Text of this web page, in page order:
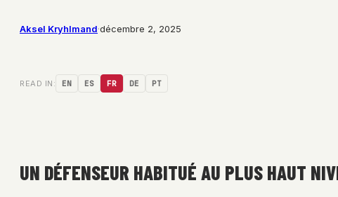
Aksel Kryhlmand·décembre 2, 2025
READ IN: EN ES FR DE PT
UN DÉFENSEUR HABITUÉ AU PLUS HAUT